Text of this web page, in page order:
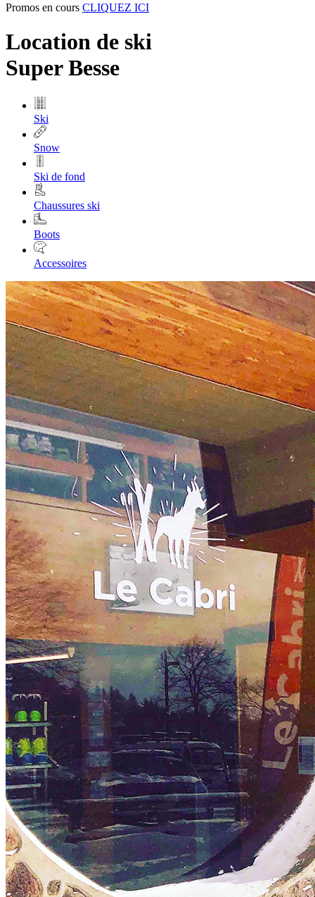
Promos en cours CLIQUEZ ICI
Location de ski
Super Besse
Ski
Snow
Ski de fond
Chaussures ski
Boots
Accessoires